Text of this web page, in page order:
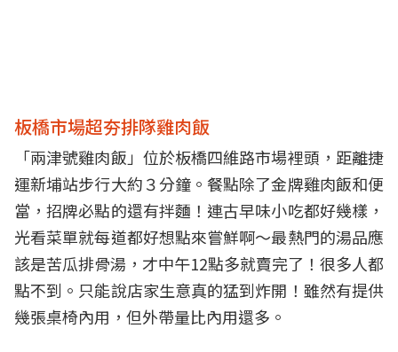
板橋市場超夯排隊雞肉飯
「兩津號雞肉飯」位於板橋四維路市場裡頭，距離捷
運新埔站步行大約３分鐘。餐點除了金牌雞肉飯和便
當，招牌必點的還有拌麵！連古早味小吃都好幾樣，
光看菜單就每道都好想點來嘗鮮啊～最熱門的湯品應
該是苦瓜排骨湯，才中午12點多就賣完了！很多人都
點不到。只能說店家生意真的猛到炸開！雖然有提供
幾張桌椅內用，但外帶量比內用還多。